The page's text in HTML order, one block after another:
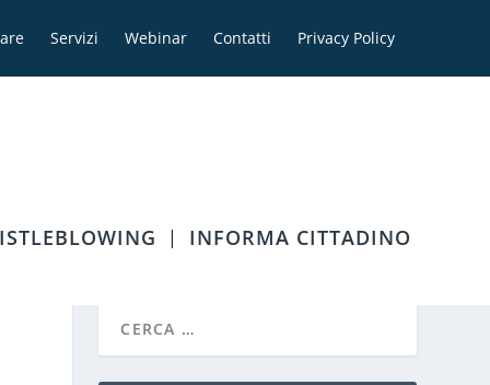
Servizi Webinar Contatti Privacy Policy
INFORMA CITTADINO